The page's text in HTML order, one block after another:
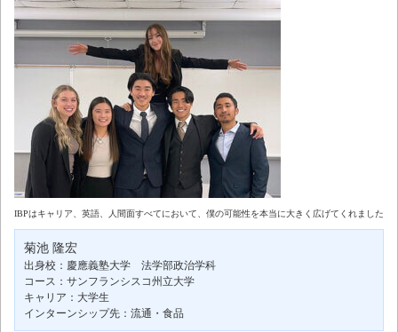
IBPはキャリア、英語、人間面すべてにおいて、僕の可能性を本当に大きく広げてくれました
菊池 隆宏
出身校：慶應義塾大学 法学部政治学科
コース：サンフランシスコ州立大学
キャリア：大学生
インターンシップ先：流通・食品